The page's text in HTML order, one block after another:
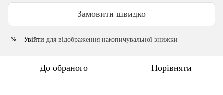
Замовити швидко
% Увійти для відображення накопичувальної знижки
До обраного Порівняти